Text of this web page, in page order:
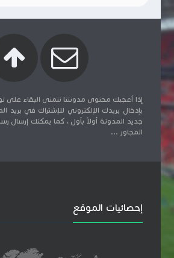
إذا أعجبك محتوى مدونتنا نتمنى البقاء على
بإدخال بريدك الإلكتروني للإشتراك في بريد
جديد المدونة أولاً بأول ، كما يمكنك إرسال
المجاور ...
إحصائيات الموقع